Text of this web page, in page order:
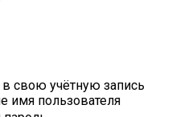
свою учётную запись
имя пользователя